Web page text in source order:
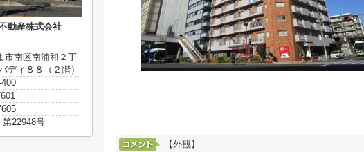
【外観】
動産株式会社
市南区南浦和２丁
ディ８８（２階）
22948号